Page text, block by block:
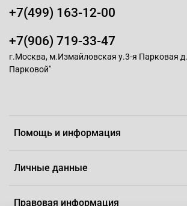
Помощь и информация
Личные данные
Правовая информация
+7(499) 163-12-00
+7(906) 719-33-47
г.Москва, м.Измайловская у.3-я Парковая
Парковой"